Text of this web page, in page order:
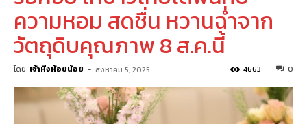
ความหอม สดชื่น หวานฉ่ำจาก
วัตถุดิบคุณภาพ 8 ส.ค.นี้
โดย เจ้าหิ่งห้อยน้อย - สิงหาคม 5, 2025 0
4663